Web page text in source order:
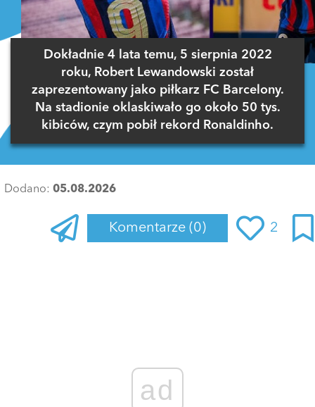
Dokładnie 4 lata temu, 5 sierpnia 2022
roku, Robert Lewandowski został
zaprezentowany jako piłkarz FC Barcelony.
Na stadionie oklaskiwało go około 50 tys.
kibiców, czym pobił rekord Ronaldinho.
Dodano: 05.08.2026
Komentarze (0) 2
ad